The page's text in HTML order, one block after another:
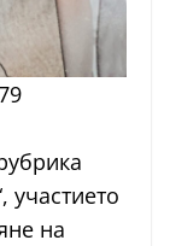
участието
на